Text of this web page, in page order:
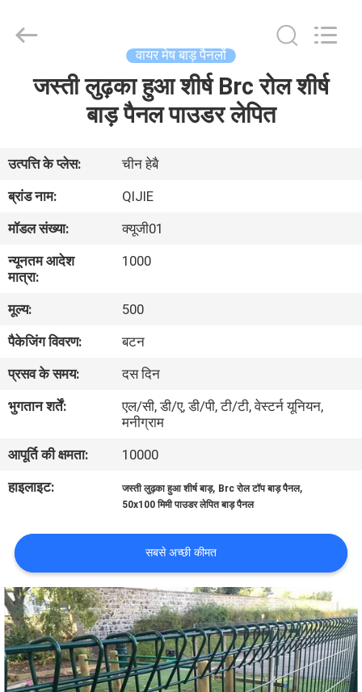
हमारे
बारे
कारखाना
भ्रमण
गुणवत्ता
नियंत्रण
संपर्क
करें
एक
उद्धरण
का
अनुरोध
करें
MFG
Reserved.
वायर मेष बाड़ पैनलों
जस्ती लुढ़का हुआ शीर्ष Brc रोल शीर्ष
बाड़ पैनल पाउडर लेपित
उत्पत्ति के प्लेस:
चीन हेबै
ब्रांड नाम:
QIJIE
मॉडल संख्या:
क्यूजी01
न्यूनतम आदेश
मात्रा:
1000
मूल्य:
500
पैकेजिंग विवरण:
बटन
प्रसव के समय:
दस दिन
भुगतान शर्तें:
एल/सी, डी/ए, डी/पी, टी/टी, वेस्टर्न यूनियन,
मनीग्राम
आपूर्ति की क्षमता:
10000
हाइलाइट:
जस्ती लुढ़का हुआ शीर्ष बाड़, Brc रोल टॉप बाड़ पैनल,
50x100 मिमी पाउडर लेपित बाड़ पैनल
सबसे अच्छी कीमत